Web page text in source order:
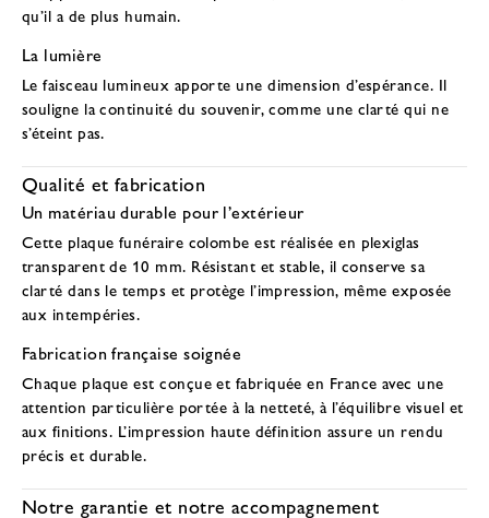
qu’il a de plus humain.
La lumière
Le faisceau lumineux apporte une dimension d’espérance. Il
souligne la continuité du souvenir, comme une clarté qui ne
s’éteint pas.
Qualité et fabrication
Un matériau durable pour l’extérieur
Cette plaque funéraire colombe est réalisée en plexiglas
transparent de 10 mm. Résistant et stable, il conserve sa
clarté dans le temps et protège l’impression, même exposée
aux intempéries.
Fabrication française soignée
Chaque plaque est conçue et fabriquée en France avec une
attention particulière portée à la netteté, à l’équilibre visuel et
aux finitions. L’impression haute définition assure un rendu
précis et durable.
Notre garantie et notre accompagnement